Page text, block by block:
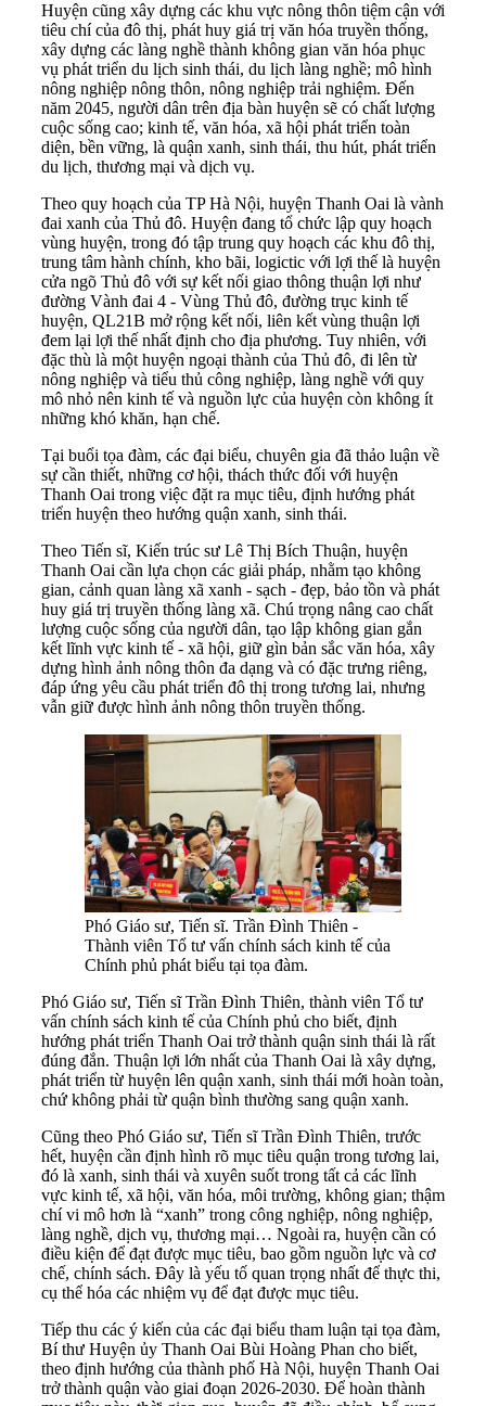
Huyện cũng xây dựng các khu vực nông thôn tiệm cận với
tiêu chí của đô thị, phát huy giá trị văn hóa truyền thống,
xây dựng các làng nghề thành không gian văn hóa phục
vụ phát triển du lịch sinh thái, du lịch làng nghề; mô hình
nông nghiệp nông thôn, nông nghiệp trải nghiệm. Đến
năm 2045, người dân trên địa bàn huyện sẽ có chất lượng
cuộc sống cao; kinh tế, văn hóa, xã hội phát triển toàn
diện, bền vững, là quận xanh, sinh thái, thu hút, phát triển
du lịch, thương mại và dịch vụ.
Theo quy hoạch của TP Hà Nội, huyện Thanh Oai là vành
đai xanh của Thủ đô. Huyện đang tổ chức lập quy hoạch
vùng huyện, trong đó tập trung quy hoạch các khu đô thị,
trung tâm hành chính, kho bãi, logictic với lợi thế là huyện
cửa ngõ Thủ đô với sự kết nối giao thông thuận lợi như
đường Vành đai 4 - Vùng Thủ đô, đường trục kinh tế
huyện, QL21B mở rộng kết nối, liên kết vùng thuận lợi
đem lại lợi thế nhất định cho địa phương. Tuy nhiên, với
đặc thù là một huyện ngoại thành của Thủ đô, đi lên từ
nông nghiệp và tiểu thủ công nghiệp, làng nghề với quy
mô nhỏ nên kinh tế và nguồn lực của huyện còn không ít
những khó khăn, hạn chế.
Tại buổi tọa đàm, các đại biểu, chuyên gia đã thảo luận về
sự cần thiết, những cơ hội, thách thức đối với huyện
Thanh Oai trong việc đặt ra mục tiêu, định hướng phát
triển huyện theo hướng quận xanh, sinh thái.
Theo Tiến sĩ, Kiến trúc sư Lê Thị Bích Thuận, huyện
Thanh Oai cần lựa chọn các giải pháp, nhằm tạo không
gian, cảnh quan làng xã xanh - sạch - đẹp, bảo tồn và phát
huy giá trị truyền thống làng xã. Chú trọng nâng cao chất
lượng cuộc sống của người dân, tạo lập không gian gắn
kết lĩnh vực kinh tế - xã hội, giữ gìn bản sắc văn hóa, xây
dựng hình ảnh nông thôn đa dạng và có đặc trưng riêng,
đáp ứng yêu cầu phát triển đô thị trong tương lai, nhưng
vẫn giữ được hình ảnh nông thôn truyền thống.
Phó Giáo sư, Tiến sĩ. Trần Đình Thiên -
Thành viên Tổ tư vấn chính sách kinh tế của
Chính phủ phát biểu tại tọa đàm.
Phó Giáo sư, Tiến sĩ Trần Đình Thiên, thành viên Tổ tư
vấn chính sách kinh tế của Chính phủ cho biết, định
hướng phát triển Thanh Oai trở thành quận sinh thái là rất
đúng đắn. Thuận lợi lớn nhất của Thanh Oai là xây dựng,
phát triển từ huyện lên quận xanh, sinh thái mới hoàn toàn,
chứ không phải từ quận bình thường sang quận xanh.
Cũng theo Phó Giáo sư, Tiến sĩ Trần Đình Thiên, trước
hết, huyện cần định hình rõ mục tiêu quận trong tương lai,
đó là xanh, sinh thái và xuyên suốt trong tất cả các lĩnh
vực kinh tế, xã hội, văn hóa, môi trường, không gian; thậm
chí vi mô hơn là “xanh” trong công nghiệp, nông nghiệp,
làng nghề, dịch vụ, thương mại… Ngoài ra, huyện cần có
điều kiện để đạt được mục tiêu, bao gồm nguồn lực và cơ
chế, chính sách. Đây là yếu tố quan trọng nhất để thực thi,
cụ thể hóa các nhiệm vụ để đạt được mục tiêu.
Tiếp thu các ý kiến của các đại biểu tham luận tại tọa đàm,
Bí thư Huyện ủy Thanh Oai Bùi Hoàng Phan cho biết,
theo định hướng của thành phố Hà Nội, huyện Thanh Oai
trở thành quận vào giai đoạn 2026-2030. Để hoàn thành